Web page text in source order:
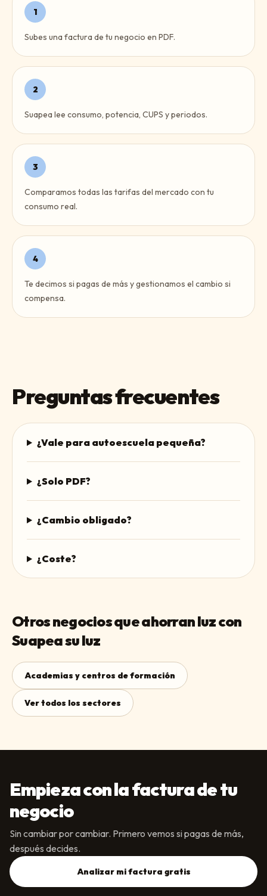
1
Subes una factura de tu negocio en PDF.
2
Suapea lee consumo, potencia, CUPS y periodos.
3
Comparamos todas las tarifas del mercado con tu
consumo real.
4
Te decimos si pagas de más y gestionamos el cambio si
compensa.
Preguntas frecuentes
¿Vale para autoescuela pequeña?
¿Solo PDF?
¿Cambio obligado?
¿Coste?
Otros negocios que ahorran luz con
Suapea su luz
Academias y centros de formación
Ver todos los sectores
Empieza con la factura de tu
negocio
Sin cambiar por cambiar. Primero vemos si pagas de más,
después decides.
Analizar mi factura gratis